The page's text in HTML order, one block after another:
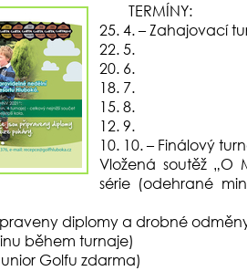
TERMÍNY:
25. 4. – Zahajovací
22. 5.
20. 6.
18. 7.
15. 8.
12. 9.
10. 10. – Finálový
Vložená soutěž „O
série (odehrané
diplomy a drobné
během turnaje)
Golfu zdarma)